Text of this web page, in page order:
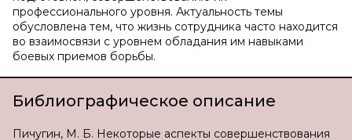
профессионального уровня. Актуальность темы
обусловлена тем, что жизнь сотрудника часто находится
во взаимосвязи с уровнем обладания им навыками
боевых приемов борьбы.
Библиографическое описание
Пичугин, М. Б. Некоторые аспекты совершенствования